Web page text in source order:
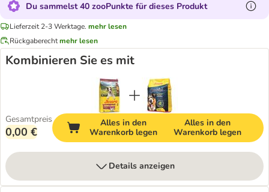
Du sammelst 40 zooPunkte für dieses Produkt
Lieferzeit 2-3 Werktage. mehr lesen
Rückgaberechtmehr lesen
Kombinieren Sie es mit
Gesamtpreis
0,00 €
Alles in den
Warenkorb legen
Alles in den
Warenkorb legen
Details anzeigen